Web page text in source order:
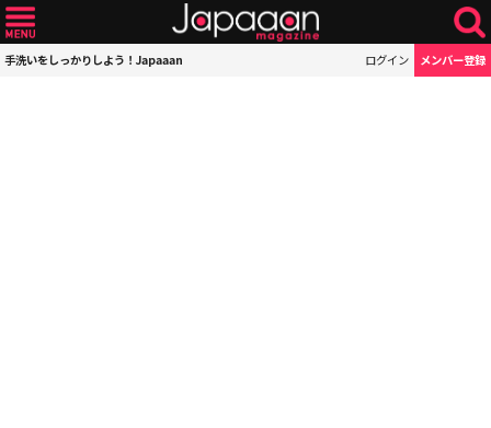
手洗いをしっかりしよう！Japaaan ログイン メンバー登録